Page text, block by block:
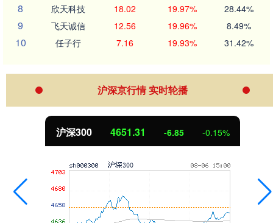
8 欣天科技 18.02 19.97% 28.44%
9 飞天诚信 12.56 19.96% 8.49%
10 任子行 7.16 19.93% 31.42%
沪深京行情 实时轮播
北证50 1122.88 0.30%